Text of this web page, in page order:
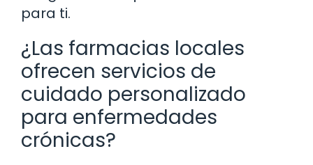
para ti.
¿Las farmacias locales
ofrecen servicios de
cuidado personalizado
para enfermedades
crónicas?